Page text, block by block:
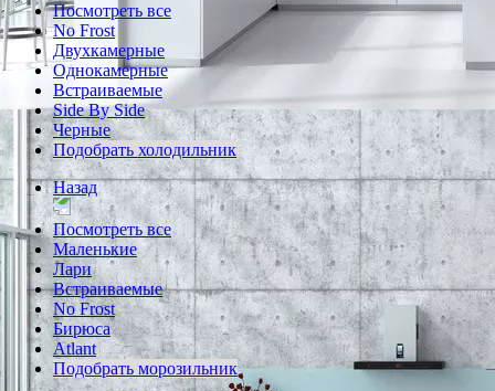
Посмотреть все
No Frost
Двухкамерные
Однокамерные
Встраиваемые
Side By Side
Черные
Подобрать холодильник
Назад
Посмотреть все
Маленькие
Лари
Встраиваемые
No Frost
Бирюса
Atlant
Подобрать морозильник